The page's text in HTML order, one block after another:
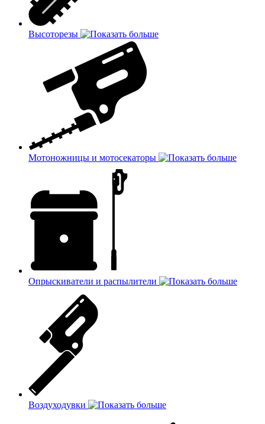
Высоторезы
Мотоножницы и мотосекаторы
Опрыскиватели и распылители
Воздуходувки